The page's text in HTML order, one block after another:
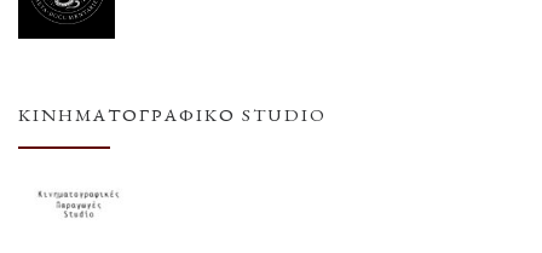
ΚΙΝΗΜΑΤΟΓΡΑΦΙΚΌ STUDIO